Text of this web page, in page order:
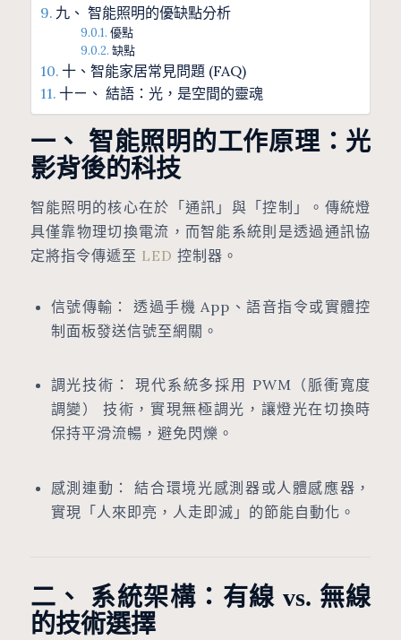
九、 智能照明的優缺點分析
優點
缺點
十、智能家居常見問題 (FAQ)
十ㄧ、 結語：光，是空間的靈魂
一、 智能照明的工作原理：光
影背後的科技
智能照明的核心在於「通訊」與「控制」。傳統燈
具僅靠物理切換電流，而智能系統則是透過通訊協
定將指令傳遞至 LED 控制器。
信號傳輸： 透過手機 App、語音指令或實體控
制面板發送信號至網關。
調光技術： 現代系統多採用 PWM（脈衝寬度
調變） 技術，實現無極調光，讓燈光在切換時
保持平滑流暢，避免閃爍。
感測連動： 結合環境光感測器或人體感應器，
實現「人來即亮，人走即滅」的節能自動化。
二、 系統架構：有線 vs. 無線
的技術選擇